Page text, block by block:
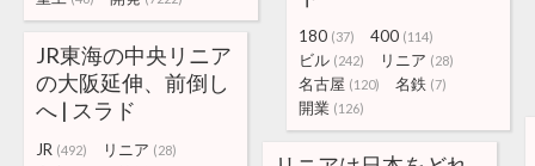
180 (37) 400 (114)
ビル (242) リニア (28)
名古屋 (120) 名鉄 (7)
開業 (126)
JR東海の中央リニア
の大阪延伸、前倒し
へ | スラド
JR (492) リニア (28)